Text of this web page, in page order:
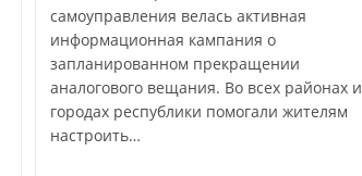
самоуправления велась активная
информационная кампания о
запланированном прекращении
аналогового вещания. Во всех районах и
городах республики помогали жителям
настроить…